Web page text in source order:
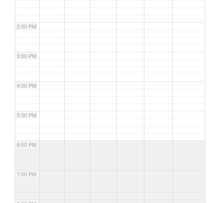
2:00 PM
3:00 PM
4:00 PM
5:00 PM
6:00 PM
7:00 PM